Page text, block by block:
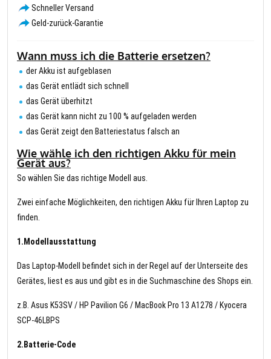
Schneller Versand
Geld-zurück-Garantie
Wann muss ich die Batterie ersetzen?
der Akku ist aufgeblasen
das Gerät entlädt sich schnell
das Gerät überhitzt
das Gerät kann nicht zu 100 % aufgeladen werden
das Gerät zeigt den Batteriestatus falsch an
Wie wähle ich den richtigen Akku für mein
Gerät aus?
So wählen Sie das richtige Modell aus.
Zwei einfache Möglichkeiten, den richtigen Akku für Ihren Laptop zu
finden.
1.Modellausstattung
Das Laptop-Modell befindet sich in der Regel auf der Unterseite des
Gerätes, liest es aus und gibt es in die Suchmaschine des Shops ein.
z.B. Asus K53SV / HP Pavilion G6 / MacBook Pro 13 A1278 / Kyocera
SCP-46LBPS
2.Batterie-Code